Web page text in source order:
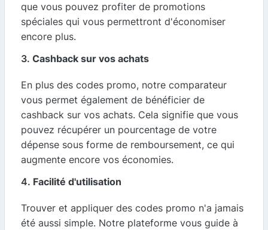
que vous pouvez profiter de promotions
spéciales qui vous permettront d'économiser
encore plus.
3. Cashback sur vos achats
En plus des codes promo, notre comparateur
vous permet également de bénéficier de
cashback sur vos achats. Cela signifie que vous
pouvez récupérer un pourcentage de votre
dépense sous forme de remboursement, ce qui
augmente encore vos économies.
4. Facilité d'utilisation
Trouver et appliquer des codes promo n'a jamais
été aussi simple. Notre plateforme vous guide à